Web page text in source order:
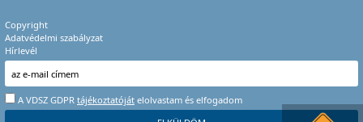
Copyright
Adatvédelmi szabályzat
Hírlevél
A VDSZ GDPR tájékoztatóját elolvastam és elfogadom